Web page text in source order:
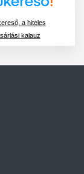
a hiteles
kalauz